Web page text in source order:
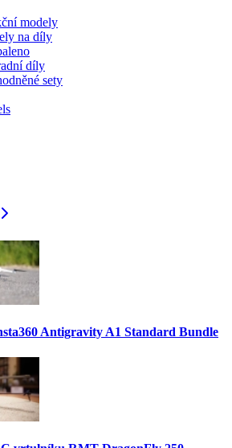
modely
na díly
díly
sety
Antigravity A1 Standard Bundle